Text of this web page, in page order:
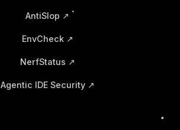
AntiSlop ↗
EnvCheck ↗
NerfStatus ↗
Agentic IDE Security ↗